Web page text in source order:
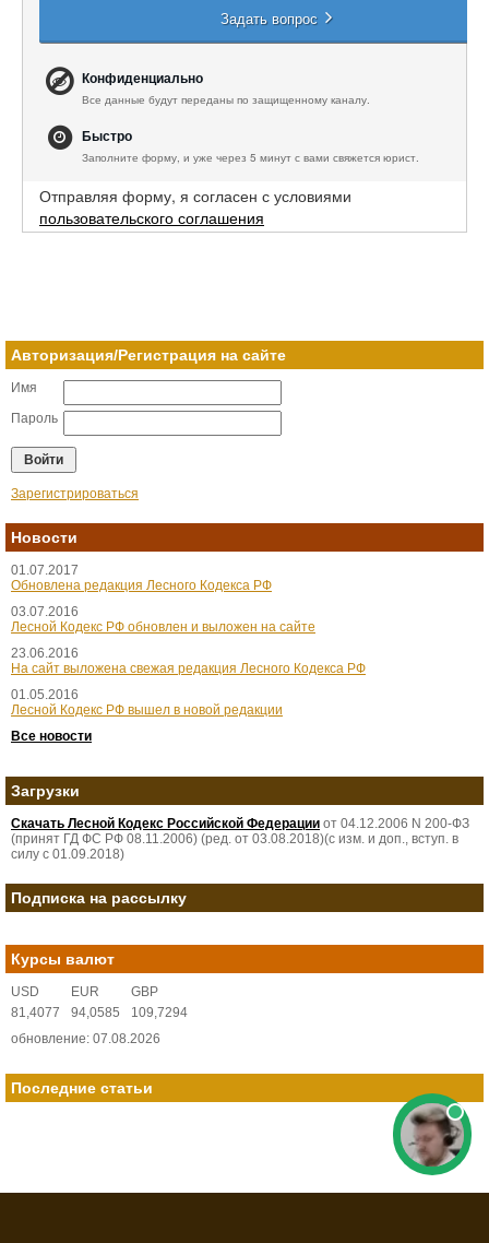
Задать вопрос
Конфиденциально
Все данные будут переданы по защищенному каналу.
Быстро
Заполните форму, и уже через 5 минут с вами свяжется юрист.
Отправляя форму, я согласен с условиями
пользовательского соглашения
Авторизация/Регистрация на сайте
Имя
Пароль
Зарегистрироваться
Новости
01.07.2017
Обновлена редакция Лесного Кодекса РФ
03.07.2016
Лесной Кодекс РФ обновлен и выложен на сайте
23.06.2016
На сайт выложена свежая редакция Лесного Кодекса РФ
01.05.2016
Лесной Кодекс РФ вышел в новой редакции
Все новости
Загрузки
Скачать Лесной Кодекс Российской Федерации от 04.12.2006 N 200-ФЗ
(принят ГД ФС РФ 08.11.2006) (ред. от 03.08.2018)(с изм. и доп., вступ. в
силу с 01.09.2018)
Подписка на рассылку
Курсы валют
USD EUR
GBP
81,4077
94,0585
109,7294
обновление: 07.08.2026
Последние статьи